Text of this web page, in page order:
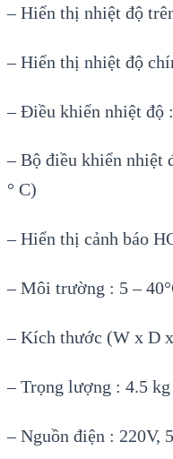
– Hiển thị nhiệt độ
– Hiển thị nhiệt độ
– Điều khiển nhiệt độ
– Bộ điều khiển nhiệt
° C)
– Hiển thị cảnh báo
– Môi trường : 5 –
– Kích thước (W x D
– Trọng lượng : 4.5 kg
– Nguồn điện : 220V,